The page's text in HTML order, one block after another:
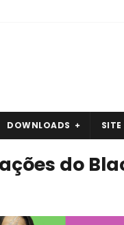
DOWNLOADS SITE
do